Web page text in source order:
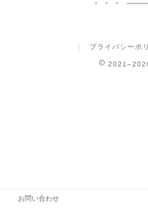
プライバシーポ
お問い合わせ